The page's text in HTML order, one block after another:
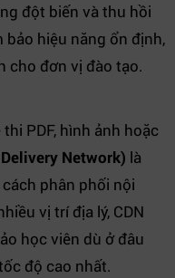
đột biến và thu hồi
hiệu năng ổn định,
cho đơn vị đào tạo.
PDF, hình ảnh hoặc
Network) là
phân phối nội
vị trí địa lý, CDN
học viên dù ở đâu
độ cao nhất.